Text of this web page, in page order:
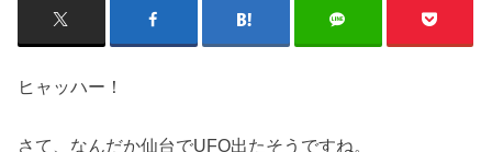
ヒャッハー！
さて、なんだか仙台でUFO出たそうですね。